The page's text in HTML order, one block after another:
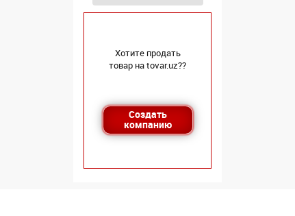
Хотите продать
товар на tovar.uz??
Создать
компанию